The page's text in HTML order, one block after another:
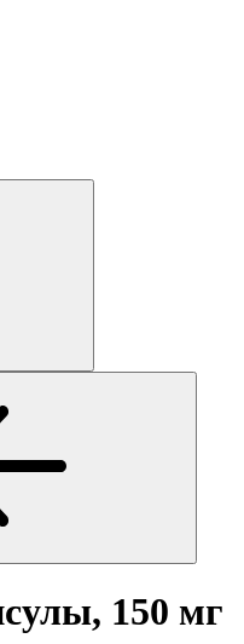
150 мг